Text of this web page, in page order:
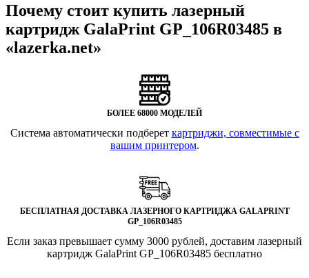
Почему стоит купить лазерный
картридж GalaPrint GP_106R03485 в
«lazerka.net»
БОЛЕЕ 68000 МОДЕЛЕЙ
Система автоматически подберет картриджи, совместимые с
вашим принтером.
БЕСПЛАТНАЯ ДОСТАВКА ЛАЗЕРНОГО КАРТРИДЖА GALAPRINT
GP_106R03485
Если заказ превышает сумму 3000 рублей, доставим лазерный
картридж GalaPrint GP_106R03485 бесплатно